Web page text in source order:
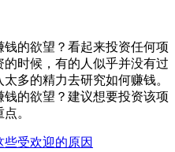
的欲望？看起来投资任何项
时候，有的人似乎并没有过
多的精力去研究如何赚钱。
的欲望？建议想要投资该项
。